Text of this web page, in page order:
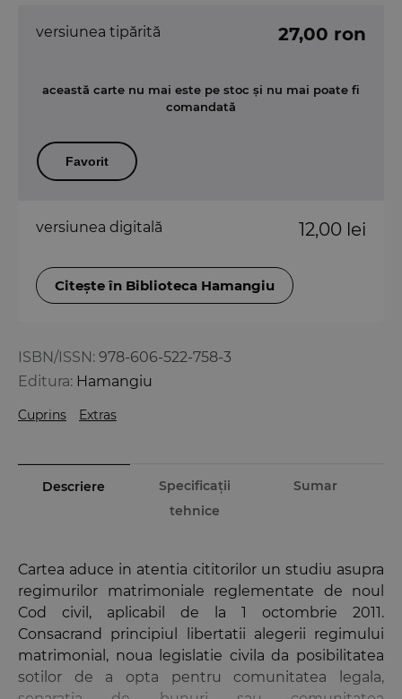
ISBN/ISSN: 978-606-522-758-3
Editura: Hamangiu
Cuprins Extras
versiunea tipărită 27,00 ron
această carte nu mai este pe stoc și nu mai poate fi
comandată
Favorit
versiunea digitală 12,00 lei
Citește în Biblioteca Hamangiu
Descriere
Specificații
tehnice
Sumar
Cartea aduce in atentia cititorilor un studiu asupra
regimurilor matrimoniale reglementate de noul
Cod civil, aplicabil de la 1 octombrie 2011.
Consacrand principiul libertatii alegerii regimului
matrimonial, noua legislatie civila da posibilitatea
sotilor de a opta pentru comunitatea legala,